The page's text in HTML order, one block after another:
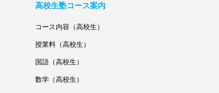
高校生塾コース案内
コース内容（高校生）
授業料（高校生）
国語（高校生）
数学（高校生）